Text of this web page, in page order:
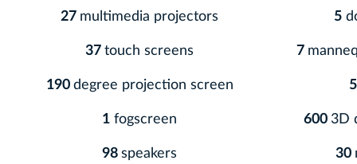
27 multimedia projectors
37 touch screens
190 degree projection screen
1 fogscreen
98 speakers
5
7
5
600 3D
30